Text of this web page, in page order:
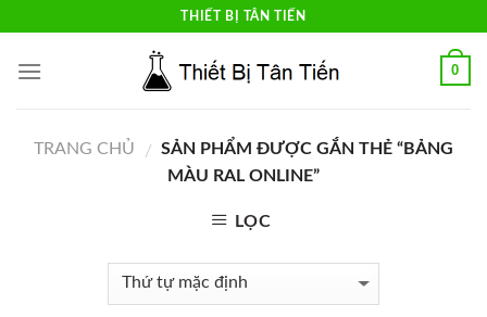
content
THIẾT BỊ TÂN TIẾN
0
TRANG CHỦ / SẢN PHẨM ĐƯỢC GẮN THẺ “BẢNG
MÀU RAL ONLINE”
LỌC